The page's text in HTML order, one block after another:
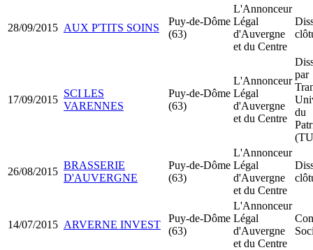
28/09/2015 AUX P'TITS SOINS
Puy-de-Dôme
(63)
L'Annonceur
Légal
d'Auvergne
et du Centre
17/09/2015
SCI LES
VARENNES
Puy-de-Dôme
(63)
L'Annonceur
Légal
d'Auvergne
et du Centre
par
du
26/08/2015
BRASSERIE
D'AUVERGNE
Puy-de-Dôme
(63)
L'Annonceur
Légal
d'Auvergne
et du Centre
14/07/2015 ARVERNE INVEST
Puy-de-Dôme
(63)
L'Annonceur
Légal
d'Auvergne
et du Centre